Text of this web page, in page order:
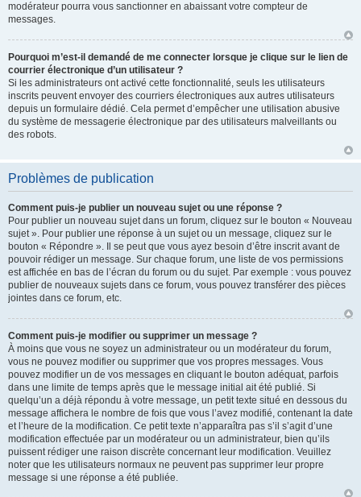
modérateur pourra vous sanctionner en abaissant votre compteur de
messages.
Pourquoi m’est-il demandé de me connecter lorsque je clique sur le lien de
courrier électronique d’un utilisateur ?
Si les administrateurs ont activé cette fonctionnalité, seuls les utilisateurs
inscrits peuvent envoyer des courriers électroniques aux autres utilisateurs
depuis un formulaire dédié. Cela permet d’empêcher une utilisation abusive
du système de messagerie électronique par des utilisateurs malveillants ou
des robots.
Problèmes de publication
Comment puis-je publier un nouveau sujet ou une réponse ?
Pour publier un nouveau sujet dans un forum, cliquez sur le bouton « Nouveau
sujet ». Pour publier une réponse à un sujet ou un message, cliquez sur le
bouton « Répondre ». Il se peut que vous ayez besoin d’être inscrit avant de
pouvoir rédiger un message. Sur chaque forum, une liste de vos permissions
est affichée en bas de l’écran du forum ou du sujet. Par exemple : vous pouvez
publier de nouveaux sujets dans ce forum, vous pouvez transférer des pièces
jointes dans ce forum, etc.
Comment puis-je modifier ou supprimer un message ?
À moins que vous ne soyez un administrateur ou un modérateur du forum,
vous ne pouvez modifier ou supprimer que vos propres messages. Vous
pouvez modifier un de vos messages en cliquant le bouton adéquat, parfois
dans une limite de temps après que le message initial ait été publié. Si
quelqu’un a déjà répondu à votre message, un petit texte situé en dessous du
message affichera le nombre de fois que vous l’avez modifié, contenant la date
et l’heure de la modification. Ce petit texte n’apparaîtra pas s’il s’agit d’une
modification effectuée par un modérateur ou un administrateur, bien qu’ils
puissent rédiger une raison discrète concernant leur modification. Veuillez
noter que les utilisateurs normaux ne peuvent pas supprimer leur propre
message si une réponse a été publiée.